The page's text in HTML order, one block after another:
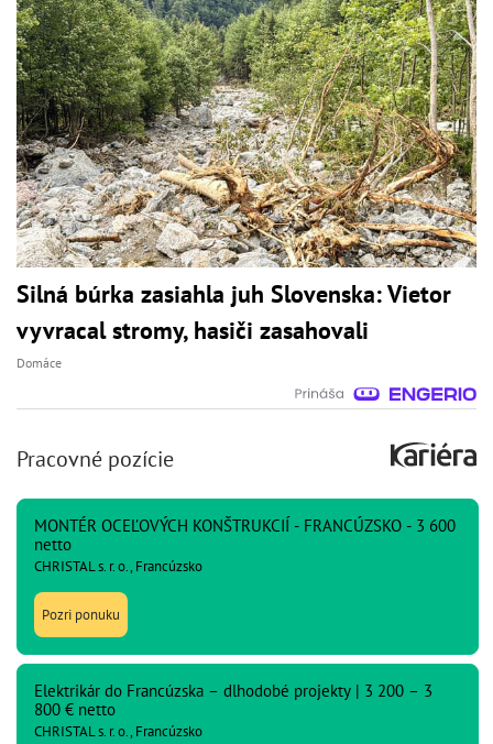
Silná búrka zasiahla juh Slovenska: Vietor
vyvracal stromy, hasiči zasahovali
Domáce
Pracovné pozície
MONTÉR OCEĽOVÝCH KONŠTRUKCIÍ - FRANCÚZSKO - 3 600
netto
CHRISTAL s. r. o., Francúzsko
Pozri ponuku
Elektrikár do Francúzska – dlhodobé projekty | 3 200 – 3
800 € netto
CHRISTAL s. r. o., Francúzsko